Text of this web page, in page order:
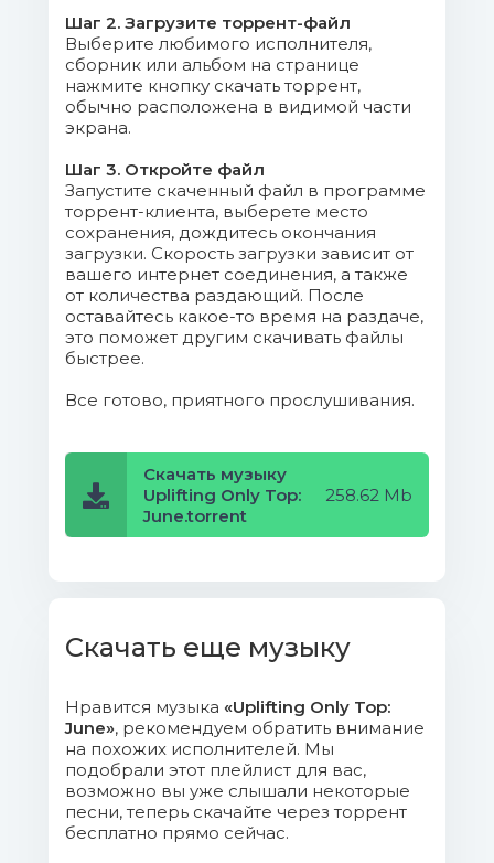
07. Paul Courbet - Kymmenen
(Original Mix).mp3 (17.27 Mb)
08. Eryon Stocker - Chemical
Reaction (Original Mix).mp3 (16.38 Mb)
09. Omniks x AKiRE x FAWZY - The
Beauty Of Our Lives (Drival Extended
Remix).mp3 (13.12 Mb)
10. Dreamlife & Grande Piano - True
Love (Original Mix).mp3 (19.45 Mb)
11. Manuel Rocca - Levithia (Original
Mix).mp3 (16.21 Mb)
Mix).mp3 (16.51 Mb)
13. Gayax - Goodbye Dear Mom
(Original Mix).mp3 (16.9 Mb)
14. Starpicker - The Forgotten
(BluEye Remix).mp3 (14.74 Mb)
folder.jpg (155.69 Kb)
Шаг 2. Загрузите торрент-файл
Выберите любимого исполнителя,
сборник или альбом на странице
нажмите кнопку скачать торрент,
обычно расположена в видимой части
экрана.
Шаг 3. Откройте файл
Запустите скаченный файл в программе
торрент-клиента, выберете место
сохранения, дождитесь окончания
загрузки. Скорость загрузки зависит от
вашего интернет соединения, а также
от количества раздающий. После
оставайтесь какое-то время на раздаче,
это поможет другим скачивать файлы
быстрее.
Все готово, приятного прослушивания.
Скачать музыку
Uplifting Only Top:
June.torrent
258.62 Mb
Скачать еще музыку
Нравится музыка «Uplifting Only Top:
June», рекомендуем обратить внимание
на похожих исполнителей. Мы
подобрали этот плейлист для вас,
возможно вы уже слышали некоторые
песни, теперь скачайте через торрент
бесплатно прямо сейчас.